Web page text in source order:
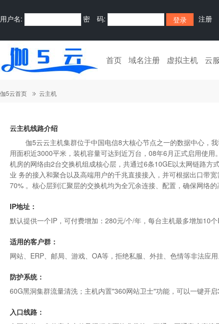
用户名: 密 码: 注册
首页 域名注册 虚拟主机 云
伽5云首页 云主机
云主机线路介绍
伽5云云主机集群位于中国电信8大核心节点之一的数据中心，我
用面积近3000平米，装机容量可达到近万台，08年6月正式启用使
机房的网络由2台交换机组成核心层，共通过6条10GE以太网链路
业 务的接入和聚合以及高端用户的千兆直接接入，并可根据出口带
70% 。核心层到汇聚层的交换机均为全冗余连接、配置，确保网络
IP地址：
默认提供一个IP，可付费增加：280元/个/年，每台主机最多增加10
适用的客户群：
网站、ERP、邮局、游戏、OA等，拒绝私服、外挂、色情等非法应
防护系统：
60G黑洞集群流量清洗；主机内置"360网站卫士"功能，可以一键开
入口线路：